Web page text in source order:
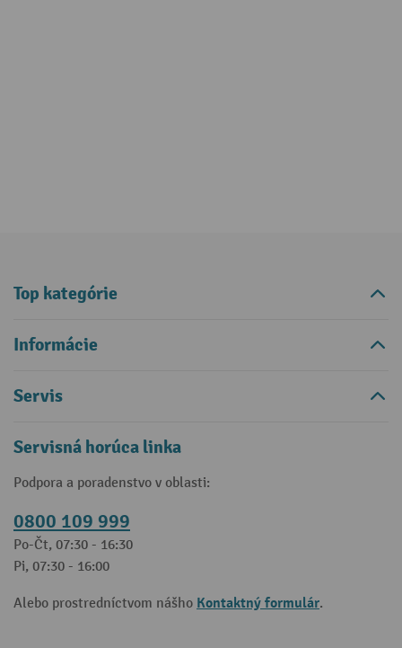
Top kategórie
Informácie
Servis
Servisná horúca linka
Podpora a poradenstvo v oblasti:
0800 109 999
Po-Čt, 07:30 - 16:30
Pi, 07:30 - 16:00
Alebo prostredníctvom nášho Kontaktný formulár.